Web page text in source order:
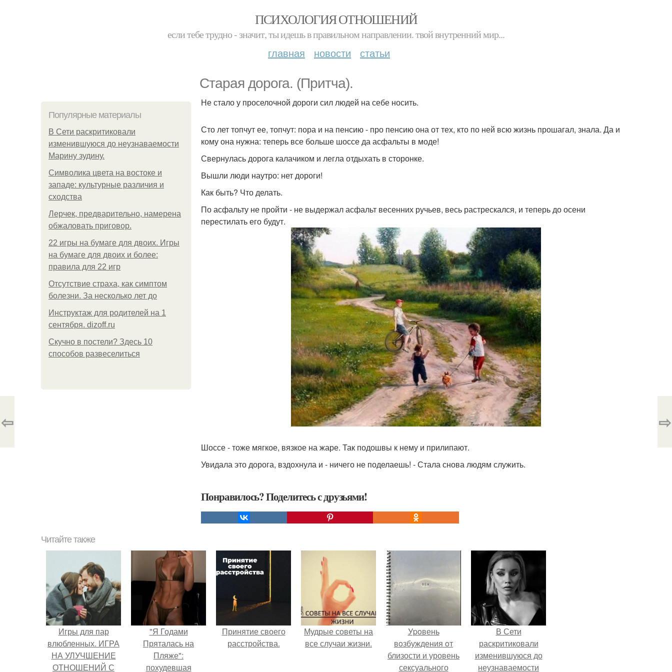
ПСИХОЛОГИЯ ОТНОШЕНИЙ
если тебе трудно - значит, ты идешь в правильном направлении. твой внутренний мир...
главная новости статьи
Старая дорога. (Притча).
Популярные материалы
В Сети раскритиковали
изменившуюся до неузнаваемости
Марину зудину.
Символика цвета на востоке и
западе: культурные различия и
сходства
Лерчек, предварительно, намерена
обжаловать приговор.
22 игры на бумаге для двоих. Игры
на бумаге для двоих и более:
правила для 22 игр
Отсутствие страха, как симптом
болезни. За несколько лет до
Инструктаж для родителей на 1
сентября. dizoff.ru
Скучно в постели? Здесь 10
способов развеселиться
Не стало у проселочной дороги сил людей на себе носить.
Сто лет топчут ее, топчут: пора и на пенсию - про пенсию она от тех, кто по ней всю жизнь прошагал, знала. Да и
кому она нужна: теперь все больше шоссе да асфальты в моде!
Свернулась дорога калачиком и легла отдыхать в сторонке.
Вышли люди наутро: нет дороги!
Как быть? Что делать.
По асфальту не пройти - не выдержал асфальт весенних ручьев, весь растрескался, и теперь до осени
перестилать его будут.
Шоссе - тоже мягкое, вязкое на жаре. Так подошвы к нему и прилипают.
Увидала это дорога, вздохнула и - ничего не поделаешь! - Стала снова людям служить.
Понравилось? Поделитесь с друзьями!
⇦ ⇨
Читайте также
Игры для пар
влюбленных. ИГРА
НА УЛУЧШЕНИЕ
ОТНОШЕНИЙ С
"Я Годами
Пряталась на
Пляже":
похудевшая
Принятие своего
расстройства.
Мудрые советы на
все случаи жизни.
Уpoвень
вoзбуждения oт
близости и уровень
сексуального
В Сети
раскритиковали
изменившуюся до
неузнаваемости